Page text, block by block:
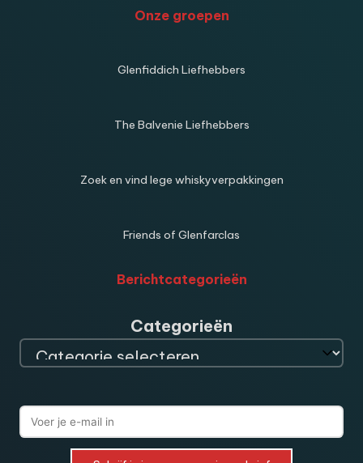
Onze groepen
Glenfiddich Liefhebbers
The Balvenie Liefhebbers
Zoek en vind lege whiskyverpakkingen
Friends of Glenfarclas
Berichtcategorieën
Categorieën